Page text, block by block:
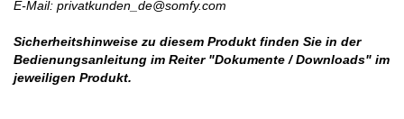
E-Mail: privatkunden_de@somfy.com
Sicherheitshinweise zu diesem Produkt finden Sie in der
Bedienungsanleitung im Reiter "Dokumente / Downloads" im
jeweiligen Produkt.